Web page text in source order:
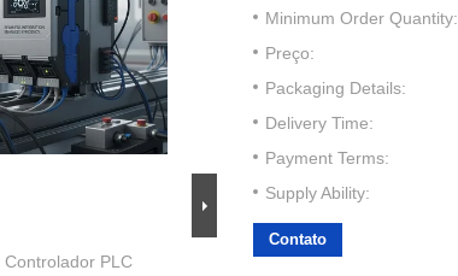
Controlador PLC
Minimum Order Quantity:
Preço:
Packaging Details:
Delivery Time:
Payment Terms:
Supply Ability:
Contato